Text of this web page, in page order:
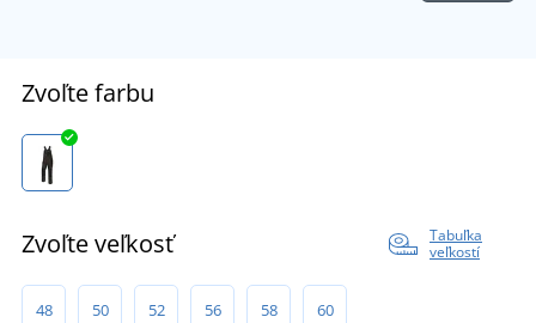
Zvoľte farbu
Zvoľte veľkosť
Tabuľka
veľkostí
48 50 52 56 58 60